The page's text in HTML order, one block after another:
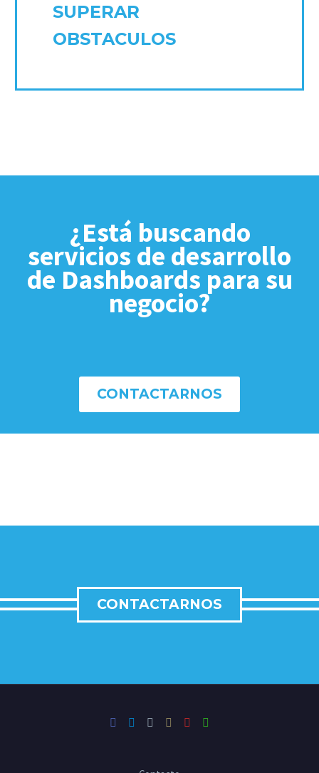
SUPERAR
OBSTACULOS
¿Está buscando
servicios de desarrollo
de Dashboards para su
negocio?
CONTACTARNOS
CONTACTARNOS